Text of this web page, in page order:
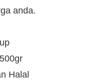
anda.
Halal